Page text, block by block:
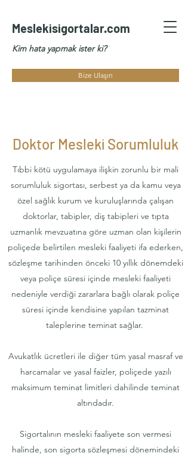
Meslekisigortalar.com
Kim hata yapmak ister ki?
Bize Ulaşın
Doktor Mesleki Sorumluluk
Tıbbi kötü uygulamaya ilişkin zorunlu bir mali
sorumluluk sigortası, serbest ya da kamu veya
özel sağlık kurum ve kuruluşlarında çalışan
doktorlar, tabipler, diş tabipleri ve tıpta
uzmanlık mevzuatına göre uzman olan kişilerin
poliçede belirtilen mesleki faaliyeti ifa ederken,
sözleşme tarihinden önceki 10 yıllık dönemdeki
veya poliçe süresi içinde mesleki faaliyeti
nedeniyle verdiği zararlara bağlı olarak poliçe
süresi içinde kendisine yapılan tazminat
taleplerine teminat sağlar.
Avukatlık ücretleri ile diğer tüm yasal masraf ve
harcamalar ve yasal faizler, poliçede yazılı
maksimum teminat limitleri dahilinde teminat
altındadır.
Sigortalının mesleki faaliyete son vermesi
halinde, son sigorta sözleşmesi dönemindeki